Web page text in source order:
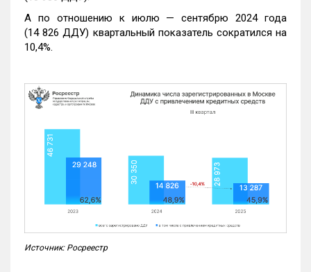
А по отношению к июлю — сентябрю 2024 года
(14 826 ДДУ) квартальный показатель сократился на
10,4%.
Источник: Росреестр